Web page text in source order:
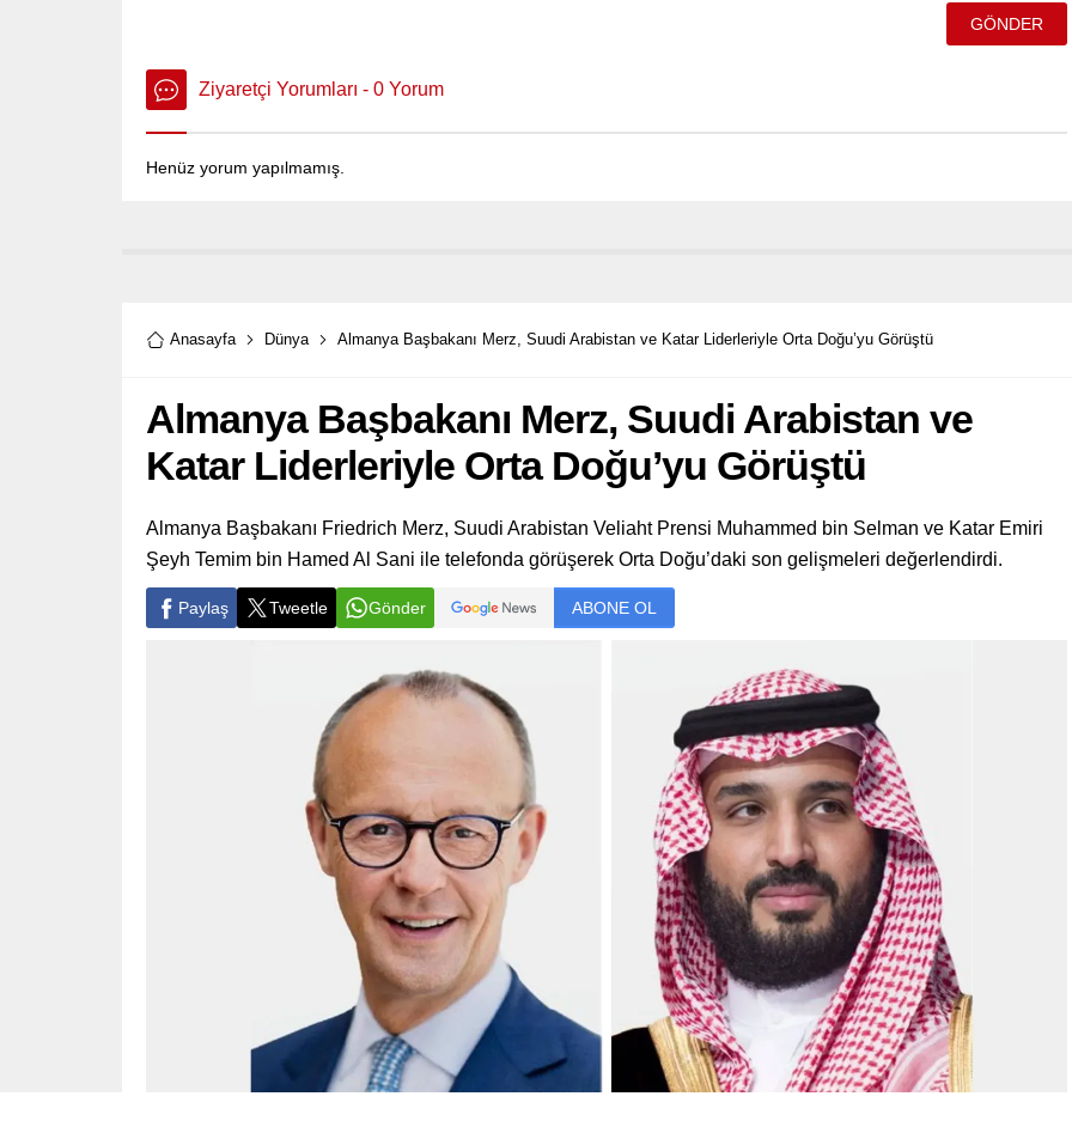
Ziyaretçi Yorumları - 0 Yorum
Henüz yorum yapılmamış.
Anasayfa Dünya Almanya Başbakanı Merz, Suudi Arabistan ve Katar Liderleriyle Orta Doğu’yu Görüştü
Almanya Başbakanı Merz, Suudi Arabistan ve
Katar Liderleriyle Orta Doğu’yu Görüştü
Almanya Başbakanı Friedrich Merz, Suudi Arabistan Veliaht Prensi Muhammed bin Selman ve Katar Emiri
Şeyh Temim bin Hamed Al Sani ile telefonda görüşerek Orta Doğu’daki son gelişmeleri değerlendirdi.
Paylaş Tweetle Gönder ABONE OL